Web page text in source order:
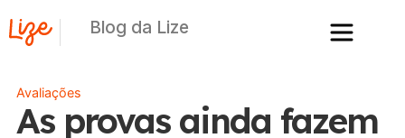
Blog da Lize
Avaliações
As provas ainda fazem